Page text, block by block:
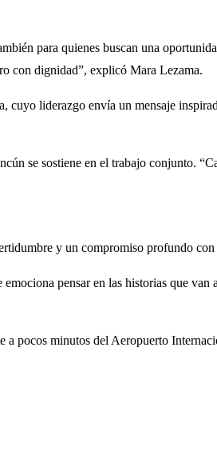
para quienes buscan una
con dignidad”, explicó Mara Lezama.
cuyo liderazgo envía un mensaje
se sostiene en el trabajo conjunto.
y un compromiso profundo
pensar en las historias que van
pocos minutos del Aeropuerto